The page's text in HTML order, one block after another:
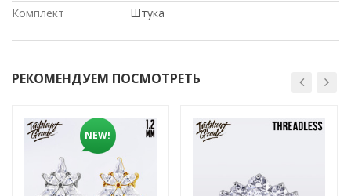
Комплект
Штука
РЕКОМЕНДУЕМ ПОСМОТРЕТЬ
NEW!